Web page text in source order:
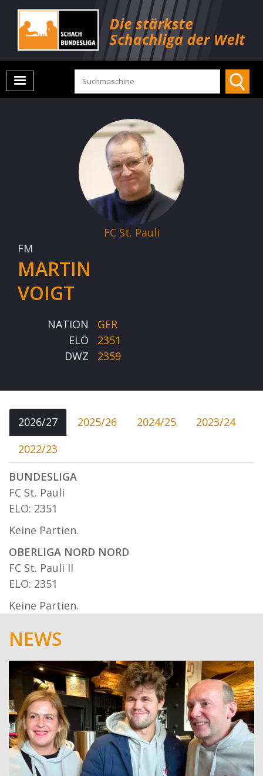
FC St. Pauli
FM
MARTIN
VOIGT
NATION
GER
ELO
2351
DWZ
2359
2026/27 2025/26 2024/25
2023/24
2022/23
BUNDESLIGA
FC St. Pauli
ELO: 2351
Keine Partien.
OBERLIGA NORD NORD
FC St. Pauli II
ELO: 2351
Keine Partien.
NEWS